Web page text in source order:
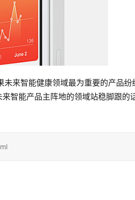
来智能健康领域最为重要的产品纷
智能产品主阵地的领域站稳脚跟的